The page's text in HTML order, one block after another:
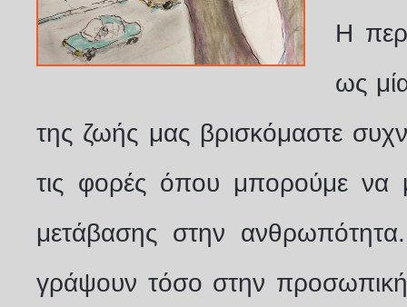
Η
ως
της ζωής μας βρισκόμαστε
τις φορές όπου μπορούμε να
μετάβασης στην
γράψουν τόσο στην